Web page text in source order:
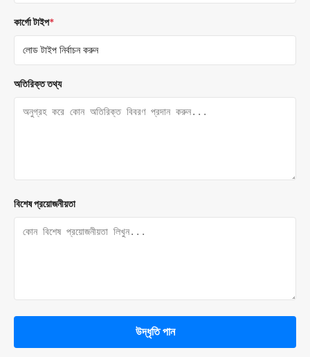
কার্গো টাইপ*
অতিরিক্ত তথ্য
বিশেষ প্রয়োজনীয়তা
উদ্ধৃতি পান